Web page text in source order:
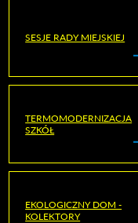
SESJE RADY MIEJSKIEJ
TERMOMODERNIZACJA
SZKÓŁ
EKOLOGICZNY DOM -
KOLEKTORY